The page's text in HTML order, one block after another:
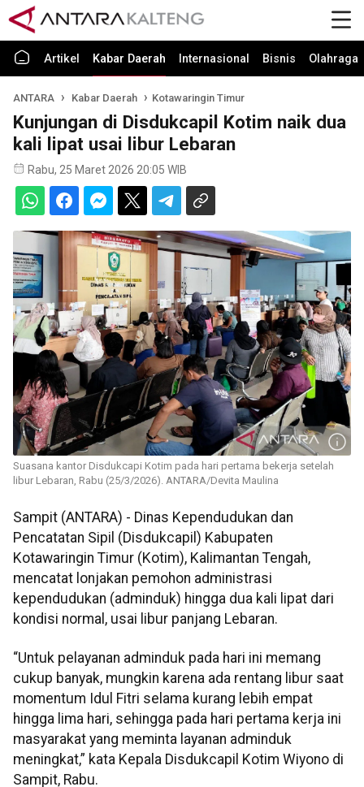
Artikel Kabar Daerah Internasional Bisnis Olahraga
ANTARA Kabar Daerah Kotawaringin Timur
Kunjungan di Disdukcapil Kotim naik dua
kali lipat usai libur Lebaran
Rabu, 25 Maret 2026 20:05 WIB
Suasana kantor Disdukcapi Kotim pada hari pertama bekerja setelah
libur Lebaran, Rabu (25/3/2026). ANTARA/Devita Maulina
Sampit (ANTARA) - Dinas Kependudukan dan
Pencatatan Sipil (Disdukcapil) Kabupaten
Kotawaringin Timur (Kotim), Kalimantan Tengah,
mencatat lonjakan pemohon administrasi
kependudukan (adminduk) hingga dua kali lipat dari
kondisi normal, usai libur panjang Lebaran.
“Untuk pelayanan adminduk pada hari ini memang
cukup banyak, mungkin karena ada rentang libur saat
momentum Idul Fitri selama kurang lebih empat
hingga lima hari, sehingga pada hari pertama kerja ini
masyarakat yang meminta layanan adminduk
meningkat,” kata Kepala Disdukcapil Kotim Wiyono di
Sampit, Rabu.